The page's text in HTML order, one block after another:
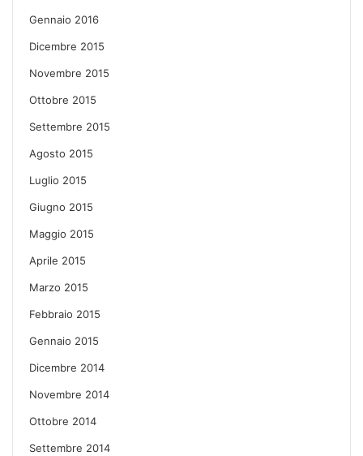
Gennaio 2016
Dicembre 2015
Novembre 2015
Ottobre 2015
Settembre 2015
Agosto 2015
Luglio 2015
Giugno 2015
Maggio 2015
Aprile 2015
Marzo 2015
Febbraio 2015
Gennaio 2015
Dicembre 2014
Novembre 2014
Ottobre 2014
Settembre 2014